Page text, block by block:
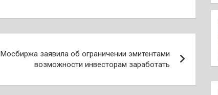
Мосбиржа заявила об ограничении эмитентами
возможности инвесторам заработать